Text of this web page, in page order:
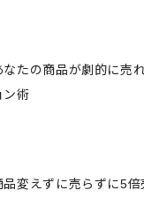
なたの商品が劇的に売
ン術
品変えずに売らずに5